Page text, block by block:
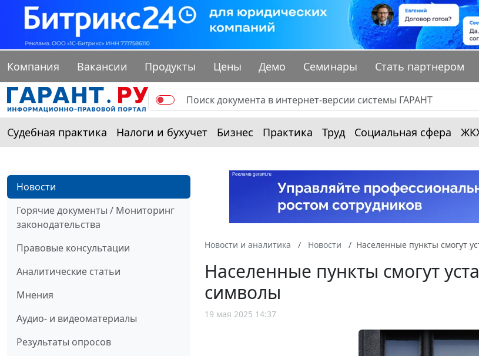
Компания Вакансии Продукты Цены Демо Семинары Стать партнером
Судебная практика Налоги и бухучет Бизнес Практика Труд Социальная сфера
Новости
Горячие документы / Мониторинг
законодательства
Правовые консультации
Аналитические статьи
Мнения
Аудио- и видеоматериалы
Результаты опросов
Новости и аналитика Новости Населенные пункты смогут
Населенные пункты смогут
символы
19 мая 2025 14:37